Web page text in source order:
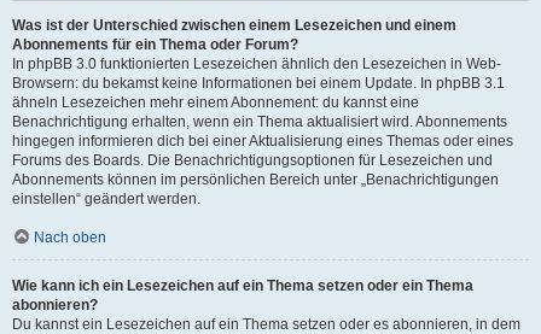
Was ist der Unterschied zwischen einem Lesezeichen und einem
Abonnements für ein Thema oder Forum?
In phpBB 3.0 funktionierten Lesezeichen ähnlich den Lesezeichen in Web-
Browsern: du bekamst keine Informationen bei einem Update. In phpBB 3.1
ähneln Lesezeichen mehr einem Abonnement: du kannst eine
Benachrichtigung erhalten, wenn ein Thema aktualisiert wird. Abonnements
hingegen informieren dich bei einer Aktualisierung eines Themas oder eines
Forums des Boards. Die Benachrichtigungsoptionen für Lesezeichen und
Abonnements können im persönlichen Bereich unter „Benachrichtigungen
einstellen“ geändert werden.
Nach oben
Wie kann ich ein Lesezeichen auf ein Thema setzen oder ein Thema
abonnieren?
Du kannst ein Lesezeichen auf ein Thema setzen oder es abonnieren, in dem